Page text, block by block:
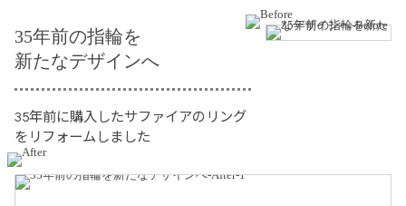
35年前の指輪を
新たなデザインへ
35年前に購入したサファイアのリング
をリフォームしました